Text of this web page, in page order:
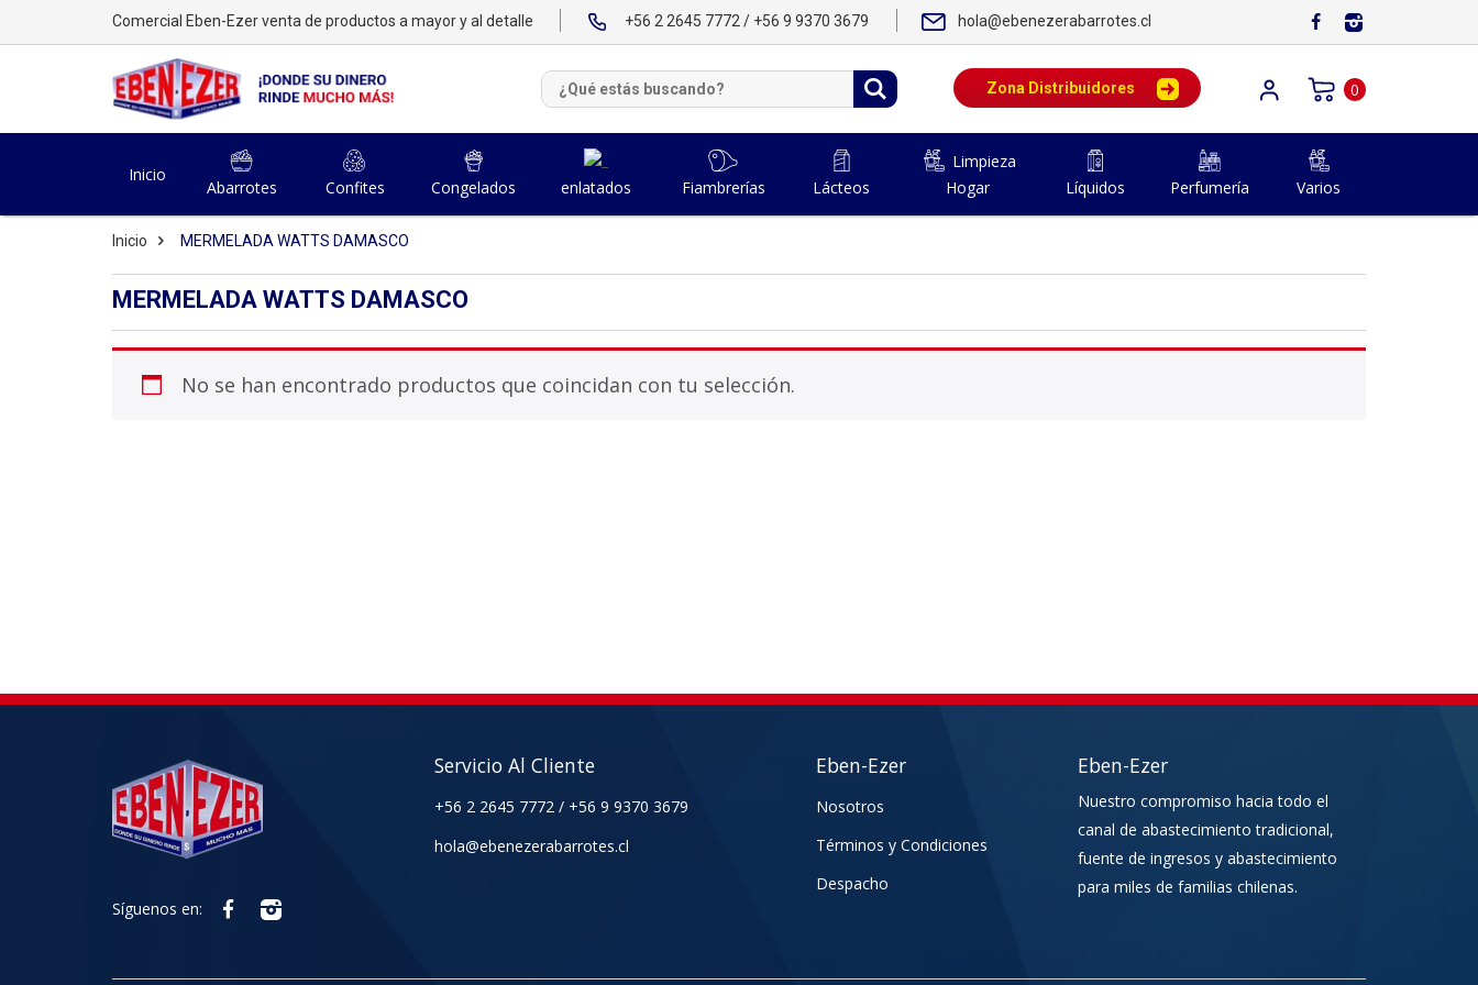
Comercial Eben-Ezer venta de productos a mayor y al detalle +56 2 2645 7772 / +56 9 9370 3679 hola@ebenezerabarrotes.cl
Zona Distribuidores 0
Inicio
Abarrotes Confites Congelados enlatados Fiambrerías Lácteos
Limpieza
Hogar
Líquidos Perfumería Varios
Inicio MERMELADA WATTS DAMASCO
MERMELADA WATTS DAMASCO
No se han encontrado productos que coincidan con tu selección.
Síguenos en:
Servicio Al Cliente
+56 2 2645 7772 / +56 9 9370 3679
hola@ebenezerabarrotes.cl
Eben-Ezer
Nosotros
Términos y Condiciones
Despacho
Eben-Ezer
Nuestro compromiso hacia todo el
canal de abastecimiento tradicional,
fuente de ingresos y abastecimiento
para miles de familias chilenas.